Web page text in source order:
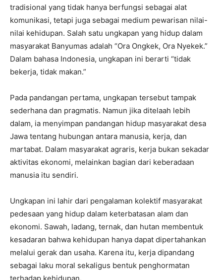
tradisional yang tidak hanya berfungsi sebagai alat
komunikasi, tetapi juga sebagai medium pewarisan nilai-
nilai kehidupan. Salah satu ungkapan yang hidup dalam
masyarakat Banyumas adalah “Ora Ongkek, Ora Nyekek.”
Dalam bahasa Indonesia, ungkapan ini berarti “tidak
bekerja, tidak makan.”
Pada pandangan pertama, ungkapan tersebut tampak
sederhana dan pragmatis. Namun jika ditelaah lebih
dalam, ia menyimpan pandangan hidup masyarakat desa
Jawa tentang hubungan antara manusia, kerja, dan
martabat. Dalam masyarakat agraris, kerja bukan sekadar
aktivitas ekonomi, melainkan bagian dari keberadaan
manusia itu sendiri.
Ungkapan ini lahir dari pengalaman kolektif masyarakat
pedesaan yang hidup dalam keterbatasan alam dan
ekonomi. Sawah, ladang, ternak, dan hutan membentuk
kesadaran bahwa kehidupan hanya dapat dipertahankan
melalui gerak dan usaha. Karena itu, kerja dipandang
sebagai laku moral sekaligus bentuk penghormatan